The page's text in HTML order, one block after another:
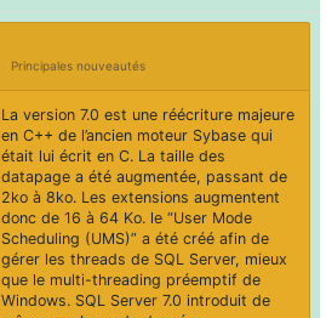
Principales nouveautés
La version 7.0 est une réécriture majeure
en C++ de l’ancien moteur Sybase qui
était lui écrit en C. La taille des
datapage a été augmentée, passant de
2ko à 8ko. Les extensions augmentent
donc de 16 à 64 Ko. le “User Mode
Scheduling (UMS)” a été créé afin de
gérer les threads de SQL Server, mieux
que le multi-threading préemptif de
Windows. SQL Server 7.0 introduit de